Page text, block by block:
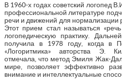
В 1960-х годах советский логопед
профессиональной литературе
речи и движений для нормализации
Этот прием стал называться
логопедическую практику.
получила в 1978 году, когда в
«Логоритмика» авторства Э.
отмечала, что метод Эмиля Жак-
мире, позволяет эффективно
внимание и интеллектуальные